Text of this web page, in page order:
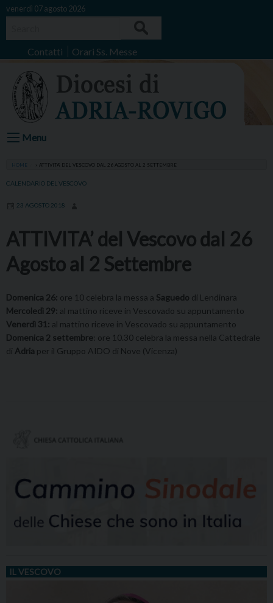
Skip
venerdì 07 agosto 2026
Contatti Orari Ss. Messe
Menu
HOME ATTIVITA’ DEL VESCOVO DAL 26 AGOSTO AL 2 SETTEMBRE
CALENDARIO DEL VESCOVO
23 AGOSTO 2018
ATTIVITA’ del Vescovo dal 26
Agosto al 2 Settembre
Domenica 26: ore 10 celebra la messa a Saguedo di Lendinara
Mercoledì 29: al mattino riceve in Vescovado su appuntamento
Venerdì 31: al mattino riceve in Vescovado su appuntamento
Domenica 2 settembre: ore 10.30 celebra la messa nella Cattedrale
di Adria per il Gruppo AIDO di Nove (Vicenza)
IL VESCOVO